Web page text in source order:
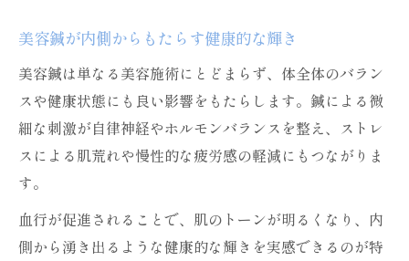
美容鍼が内側からもたらす健康的な輝き
美容鍼は単なる美容施術にとどまらず、体全体のバラン
スや健康状態にも良い影響をもたらします。鍼による微
細な刺激が自律神経やホルモンバランスを整え、ストレ
スによる肌荒れや慢性的な疲労感の軽減にもつながりま
す。
血行が促進されることで、肌のトーンが明るくなり、内
側から湧き出るような健康的な輝きを実感できるのが特